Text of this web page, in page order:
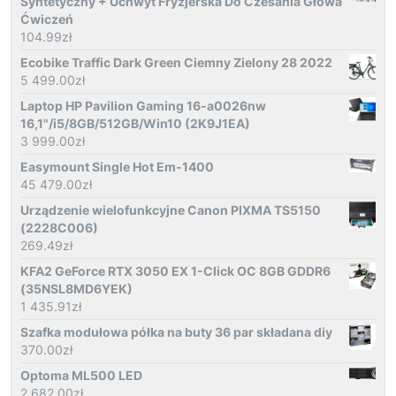
Ćwiczeń
104.99zł
Ecobike Traffic Dark Green Ciemny Zielony 28 2022
5 499.00zł
Laptop HP Pavilion Gaming 16-a0026nw
16,1"/i5/8GB/512GB/Win10 (2K9J1EA)
3 999.00zł
Easymount Single Hot Em-1400
45 479.00zł
Urządzenie wielofunkcyjne Canon PIXMA TS5150
(2228C006)
269.49zł
KFA2 GeForce RTX 3050 EX 1-Click OC 8GB GDDR6
(35NSL8MD6YEK)
1 435.91zł
Szafka modułowa półka na buty 36 par składana diy
370.00zł
Optoma ML500 LED
2 682.00zł